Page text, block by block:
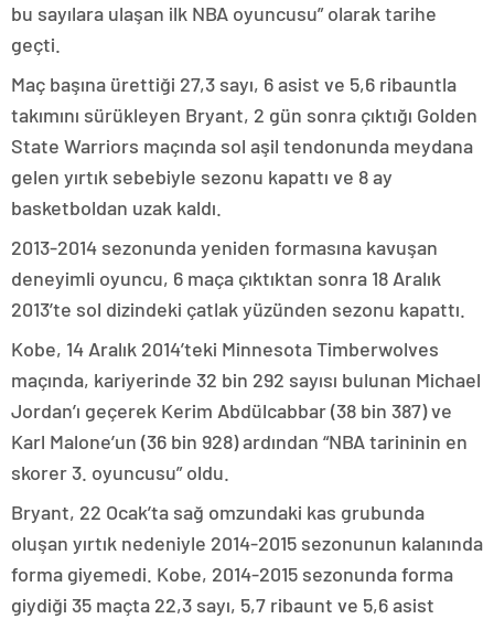
bu sayılara ulaşan ilk NBA oyuncusu” olarak tarihe
geçti.
Maç başına ürettiği 27,3 sayı, 6 asist ve 5,6 ribauntla
takımını sürükleyen Bryant, 2 gün sonra çıktığı Golden
State Warriors maçında sol aşil tendonunda meydana
gelen yırtık sebebiyle sezonu kapattı ve 8 ay
basketboldan uzak kaldı.
2013-2014 sezonunda yeniden formasına kavuşan
deneyimli oyuncu, 6 maça çıktıktan sonra 18 Aralık
2013’te sol dizindeki çatlak yüzünden sezonu kapattı.
Kobe, 14 Aralık 2014’teki Minnesota Timberwolves
maçında, kariyerinde 32 bin 292 sayısı bulunan Michael
Jordan’ı geçerek Kerim Abdülcabbar (38 bin 387) ve
Karl Malone’un (36 bin 928) ardından “NBA tarininin en
skorer 3. oyuncusu” oldu.
Bryant, 22 Ocak’ta sağ omzundaki kas grubunda
oluşan yırtık nedeniyle 2014-2015 sezonunun kalanında
forma giyemedi. Kobe, 2014-2015 sezonunda forma
giydiği 35 maçta 22,3 sayı, 5,7 ribaunt ve 5,6 asist